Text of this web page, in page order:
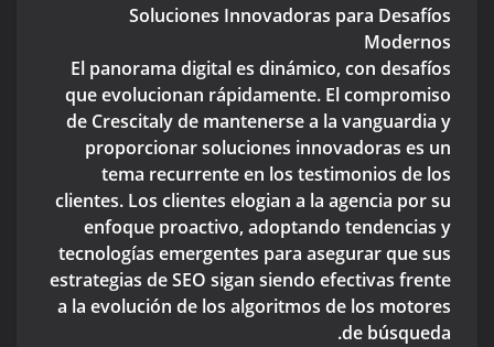
Soluciones Innovadoras para Desafíos
Modernos
El panorama digital es dinámico, con desafíos
que evolucionan rápidamente. El compromiso
de Crescitaly de mantenerse a la vanguardia y
proporcionar soluciones innovadoras es un
tema recurrente en los testimonios de los
clientes. Los clientes elogian a la agencia por su
enfoque proactivo, adoptando tendencias y
tecnologías emergentes para asegurar que sus
estrategias de SEO sigan siendo efectivas frente
a la evolución de los algoritmos de los motores
de búsqueda.